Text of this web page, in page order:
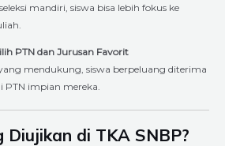
mandiri, siswa bisa lebih fokus ke
PTN dan Jurusan Favorit
mendukung, siswa berpeluang diterima
PTN impian mereka.
di TKA SNBP?